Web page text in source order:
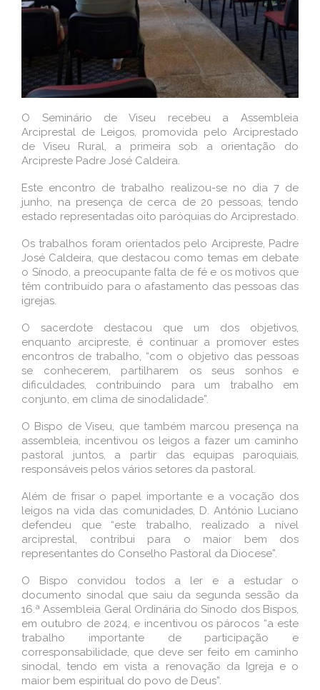
O Seminário de Viseu recebeu a Assembleia
Arciprestal de Leigos, promovida pelo Arciprestado
de Viseu Rural, a primeira sob a orientação do
Arcipreste Padre José Caldeira.
Este encontro de trabalho realizou-se no dia 7 de
junho, na presença de cerca de 20 pessoas, tendo
estado representadas oito paróquias do Arciprestado.
Os trabalhos foram orientados pelo Arcipreste, Padre
José Caldeira, que destacou como temas em debate
o Sínodo, a preocupante falta de fé e os motivos que
têm contribuído para o afastamento das pessoas das
igrejas.
O sacerdote destacou que um dos objetivos,
enquanto arcipreste, é continuar a promover estes
encontros de trabalho, “com o objetivo das pessoas
se conhecerem, partilharem os seus sonhos e
dificuldades, contribuindo para um trabalho em
conjunto, em clima de sinodalidade”.
O Bispo de Viseu, que também marcou presença na
assembleia, incentivou os leigos a fazer um caminho
pastoral juntos, a partir das equipas paroquiais,
responsáveis pelos vários setores da pastoral.
Além de frisar o papel importante e a vocação dos
leigos na vida das comunidades, D. António Luciano
defendeu que “este trabalho, realizado a nível
arciprestal, contribui para o maior bem dos
representantes do Conselho Pastoral da Diocese”.
O Bispo convidou todos a ler e a estudar o
documento sinodal que saiu da segunda sessão da
16.ª Assembleia Geral Ordinária do Sínodo dos Bispos,
em outubro de 2024, e incentivou os párocos “a este
trabalho importante de participação e
corresponsabilidade, que deve ser feito em caminho
sinodal, tendo em vista a renovação da Igreja e o
maior bem espiritual do povo de Deus”.